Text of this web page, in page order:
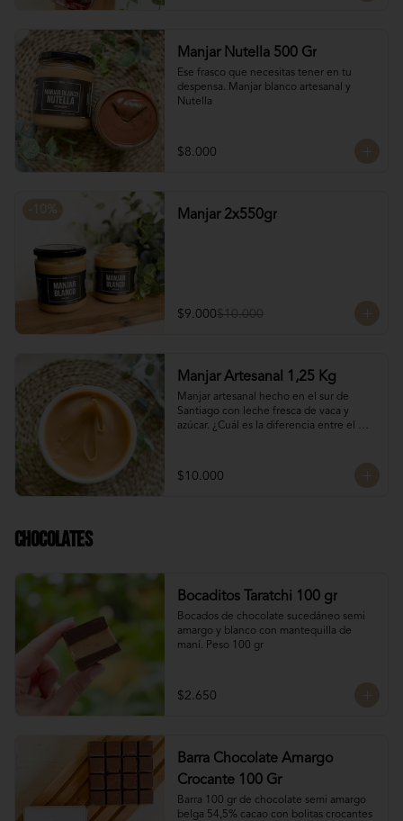
Manjar Nutella 500 Gr
Ese frasco que necesitas tener en tu
despensa. Manjar blanco artesanal y
Nutella
$8.000
Manjar 2x550gr
$9.000$10.000
Manjar Artesanal 1,25 Kg
Manjar artesanal hecho en el sur de
Santiago con leche fresca de vaca y
azúcar. ¿Cuál es la diferencia entre el
El manjar tradicional, al tener mayor
tiempo de cocción tiene un sabor más
$10.000
Chocolates
Bocaditos Taratchi 100 gr
Bocados de chocolate sucedáneo semi
amargo y blanco con mantequilla de
maní. Peso 100 gr
$2.650
Barra Chocolate Amargo
Crocante 100 Gr
Barra 100 gr de chocolate semi amargo
belga 54,5% cacao con bolitas crocantes